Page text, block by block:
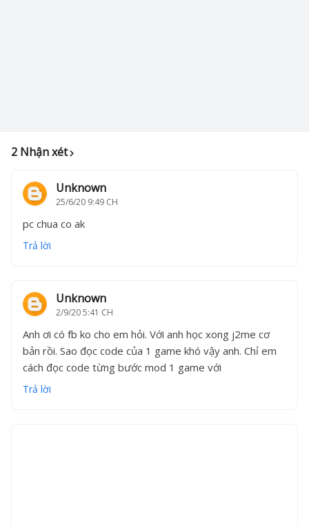
2 Nhận xét
Unknown
25/6/20 9:49 CH
pc chua co ak
Trả lời
Unknown
2/9/20 5:41 CH
Anh ơi có fb ko cho em hỏi. Với anh học xong j2me cơ
bản rồi. Sao đọc code của 1 game khó vậy anh. Chỉ em
cách đọc code từng bước mod 1 game với
Trả lời